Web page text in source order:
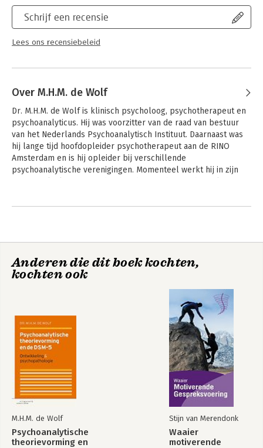
voor het proces van intake en indicatiestelling. Het hoofdstuk
over de behandelvormen is verder uitgebreid en sluit aan bij
de beschikbare evidentie. De polariteit tussen verbondenheid
en autonomie, oftewel die tussen ‘relatie’ en ‘interpretatie’,
Schrijf een recensie
Lees ons recensiebeleid
Over M.H.M. de Wolf
Dr. M.H.M. de Wolf is klinisch psycholoog, psychotherapeut en
psychoanalyticus. Hij was voorzitter van de raad van bestuur
van het Nederlands Psychoanalytisch Instituut. Daarnaast was
hij lange tijd hoofdopleider psychotherapeut aan de RINO
Amsterdam en is hij opleider bij verschillende
psychoanalytische verenigingen. Momenteel werkt hij in zijn
Andere boeken door M.H.M. de Wolf
Psychoanalytische
theorievorming en
de DSM-5
Bekijk alle boeken
Anderen die dit boek kochten,
kochten ook
M.H.M. de Wolf
Psychoanalytische
theorievorming en
Stijn van Merendonk
Waaier
motiverende